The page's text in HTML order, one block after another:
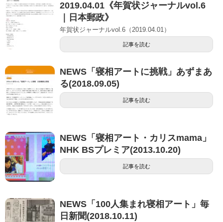
2019.04.01《年賀状ジャーナルvol.6
｜日本郵政》
年賀状ジャーナルvol.6（2019.04.01）
記事を読む
NEWS「寝相アートに挑戦」あずまあ
る(2018.09.05)
記事を読む
NEWS「寝相アート・カリスmama」
NHK BSプレミア(2013.10.20)
記事を読む
NEWS「100人集まれ寝相アート」毎
日新聞(2018.10.11)